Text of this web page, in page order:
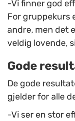
-Vi finner god
For gruppekurs
andre, men det
veldig lovende,
Gode
De gode
gjelder for alle
-Vi ser en stor